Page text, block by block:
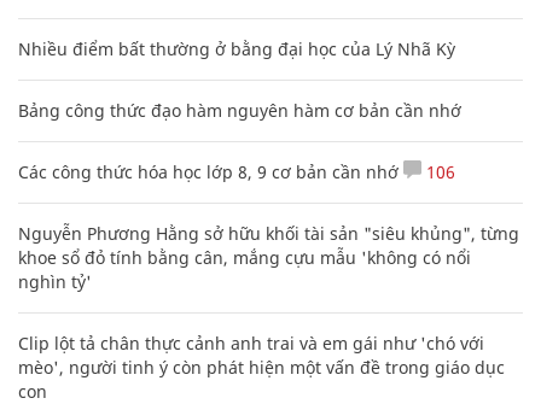
Nhiều điểm bất thường ở bằng đại học của Lý Nhã Kỳ
Bảng công thức đạo hàm nguyên hàm cơ bản cần nhớ
Các công thức hóa học lớp 8, 9 cơ bản cần nhớ 106
Nguyễn Phương Hằng sở hữu khối tài sản "siêu khủng", từng
khoe sổ đỏ tính bằng cân, mắng cựu mẫu 'không có nổi
nghìn tỷ'
Clip lột tả chân thực cảnh anh trai và em gái như 'chó với
mèo', người tinh ý còn phát hiện một vấn đề trong giáo dục
con